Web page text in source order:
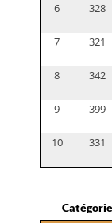
6 328
7 321
8 342
9 399
10 331